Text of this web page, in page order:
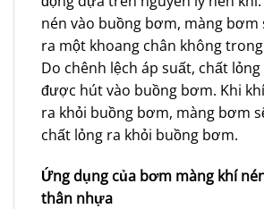
nén vào buồng bơm, màng bơm
ra một khoang chân không
Do chênh lệch áp suất, chất
được hút vào buồng bơm. Khi
ra khỏi buồng bơm, màng bơm
chất lỏng ra khỏi buồng bơm.
Ứng dụng của bơm màng khí nén
thân nhựa